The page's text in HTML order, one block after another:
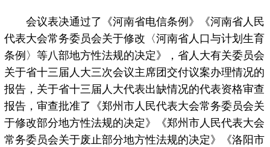
会议表决通过了《河南省电信条例》《河南省人民
代表大会常务委员会关于修改〈河南省人口与计划生育
条例〉等八部地方性法规的决定》，省人大有关委员会
关于省十三届人大三次会议主席团交付议案办理情况的
报告，关于省十三届人大代表出缺情况的代表资格审查
报告，审查批准了《郑州市人民代表大会常务委员会关
于修改部分地方性法规的决定》《郑州市人民代表大会
常务委员会关于废止部分地方性法规的决定》《洛阳市